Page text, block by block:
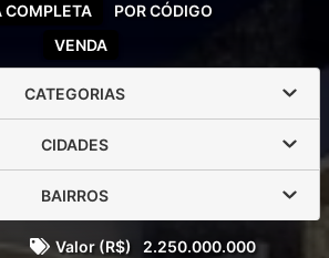
VENDA
COMPLETA POR CÓDIGO
CATEGORIAS
CIDADES
BAIRROS
Valor (R$) 2.250.000.000